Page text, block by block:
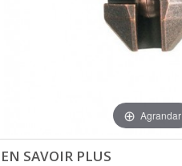
Agrandar
EN SAVOIR PLUS